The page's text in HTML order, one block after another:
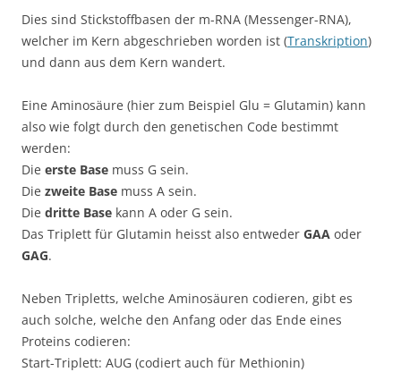
Dies sind Stickstoffbasen der m-RNA (Messenger-RNA),
welcher im Kern abgeschrieben worden ist (Transkription)
und dann aus dem Kern wandert.
Eine Aminosäure (hier zum Beispiel Glu = Glutamin) kann
also wie folgt durch den genetischen Code bestimmt
werden:
Die erste Base muss G sein.
Die zweite Base muss A sein.
Die dritte Base kann A oder G sein.
Das Triplett für Glutamin heisst also entweder GAA oder
GAG.
Neben Tripletts, welche Aminosäuren codieren, gibt es
auch solche, welche den Anfang oder das Ende eines
Proteins codieren:
Start-Triplett: AUG (codiert auch für Methionin)